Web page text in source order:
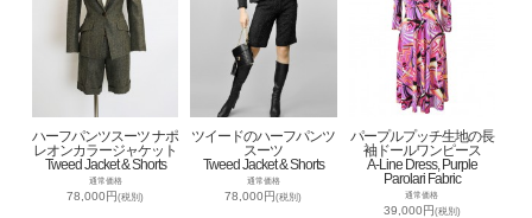
ハーフパンツスーツ ナポ
レオンカラージャケット
Tweed Jacket & Shorts
通常価格
78,000円(税別)
ツイードのハーフパンツ
スーツ
Tweed Jacket & Shorts
通常価格
78,000円(税別)
パープルプッチ生地の長
袖ドールワンピース
A-Line Dress, Purple
Parolari Fabric
通常価格
39,000円(税別)